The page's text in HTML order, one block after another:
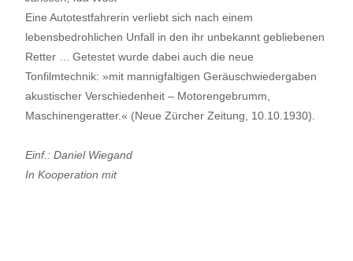
Eine Autotestfahrerin verliebt sich nach einem
lebensbedrohlichen Unfall in den ihr unbekannt gebliebenen
Retter …Getestet wurde dabei auch die neue
Tonfilmtechnik: »mit mannigfaltigen Geräuschwiedergaben
akustischer Verschiedenheit – Motorengebrumm
Maschinengeratter.« (Neue Zürcher Zeitung, 10.10.1930).
Einf.: Daniel Wiegand
In Kooperation mit